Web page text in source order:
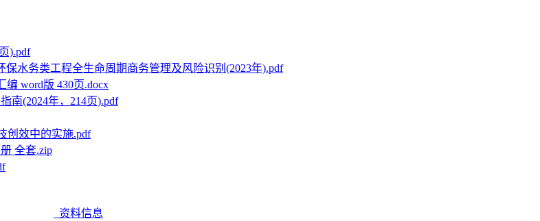
).pdf
保水务类工程全生命周期商务管理及风险识别(2023年).pdf
word版 430页.docx
南(2024年，214页).pdf
创效中的实施.pdf
全套.zip
资料信息